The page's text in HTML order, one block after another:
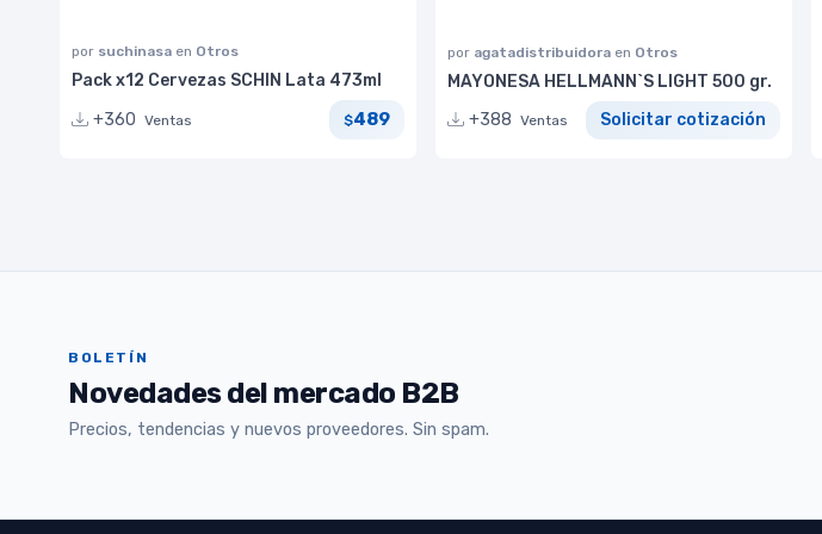
por suchinasa en Otros
Pack x12 Cervezas SCHIN Lata 473ml
+360 Ventas $489
por agatadistribuidora en Otros
MAYONESA HELLMANN`S LIGHT 500 gr.
+388 Ventas Solicitar cotización
BOLETÍN
Novedades del mercado B2B
Precios, tendencias y nuevos proveedores. Sin spam.